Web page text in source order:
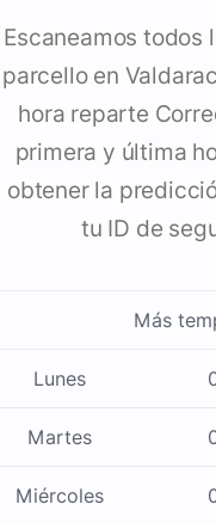
Escaneamos todos
parcello en
hora reparte
primera y última
obtener la
tu ID de
Más
Lunes
Martes
Miércoles